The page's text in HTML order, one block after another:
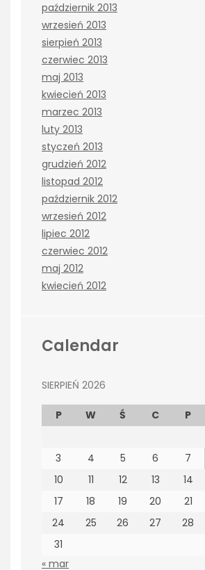
październik 2013
wrzesień 2013
sierpień 2013
czerwiec 2013
maj 2013
kwiecień 2013
marzec 2013
luty 2013
styczeń 2013
grudzień 2012
listopad 2012
październik 2012
wrzesień 2012
lipiec 2012
czerwiec 2012
maj 2012
kwiecień 2012
Calendar
SIERPIEŃ 2026
P W Ś C P
3
4 5 6 7
10
11 12 13 14
17
18 19 20 21
24
25 26 27 28
31
« mar